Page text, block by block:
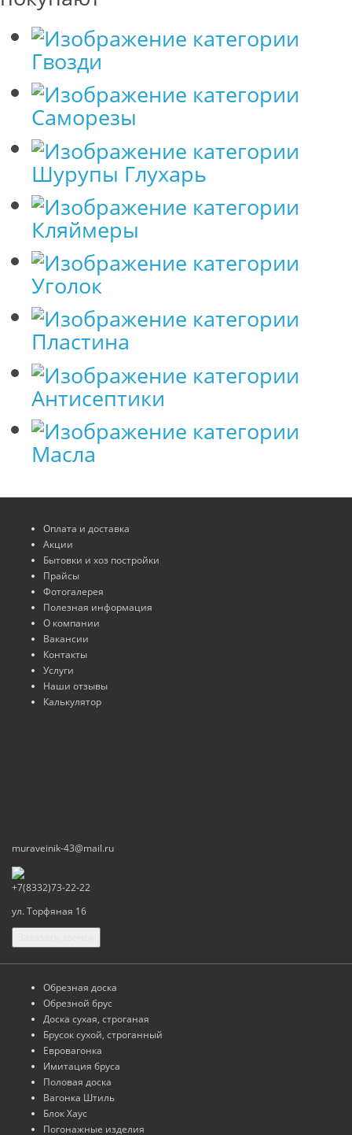
Гвозди
Саморезы
Шурупы Глухарь
Кляймеры
Уголок
Пластина
Антисептики
Масла
Оплата и доставка
Акции
Бытовки и хоз постройки
Прайсы
Фотогалерея
Полезная информация
О компании
Вакансии
Контакты
Услуги
Наши отзывы
Калькулятор
muraveinik-43@mail.ru
+7(8332)73-22-22
ул. Торфяная 16
Обрезная доска
Обрезной брус
Доска сухая, строганая
Брусок сухой, строганный
Евровагонка
Имитация бруса
Половая доска
Вагонка Штиль
Блок Хаус
Погонажные изделия